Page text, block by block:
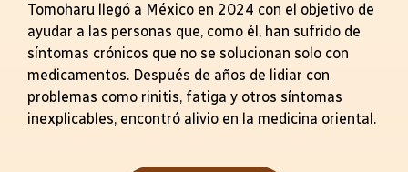
Tomoharu llegó a México en 2024 con el objetivo de
ayudar a las personas que, como él, han sufrido de
síntomas crónicos que no se solucionan solo con
medicamentos. Después de años de lidiar con
problemas como rinitis, fatiga y otros síntomas
inexplicables, encontró alivio en la medicina oriental.